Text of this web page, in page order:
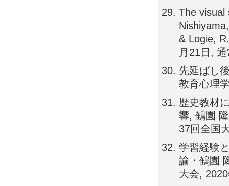
The visual
& Logie,
月21日,
先延ばし
教育心理
歴史教材
響, 鶴園
37回全国
学習経験
諭・鶴園
大会,